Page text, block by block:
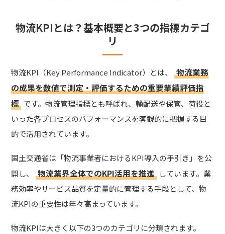
物流KPIとは？基本概要と3つの指標カテゴ
リ
物流KPI（Key Performance Indicator）とは、
物流業務
の成果を数値で測定・評価するための重要業績評価指
標 です。物流管理指標とも呼ばれ、輸配送や保管、荷役と
いった各プロセスのパフォーマンスを客観的に把握する目
的で活用されています。
国土交通省は「物流事業者におけるKPI導入の手引き」を公
開し、
物流業界全体でのKPI活用を推進 しています。業
務効率やサービス品質を定量的に管理する手段として、物
流KPIの重要性は年々高まっています。
物流KPIは大きく以下の3つのカテゴリに分類されます。